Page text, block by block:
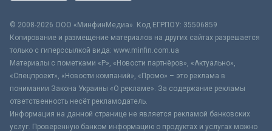
© 2008-2026 ООО «МинфинМедиа». Код ЕГРПОУ: 35506859
Копирование и размещение материалов на других сайтах разрешается
только с гиперссылкой вида: www.minfin.com.ua
Материалы с пометками «Р», «Новости партнёров», «Актуально»,
«Спецпроект», «Новости компаний», «Промо» – это реклама в
понимании Закона Украины «О рекламе». За содержание рекламы
ответственность несёт рекламодатель.
Информация на данной странице не является рекламой банковских
услуг. Проверенную банком информацию о продуктах и услугах можно